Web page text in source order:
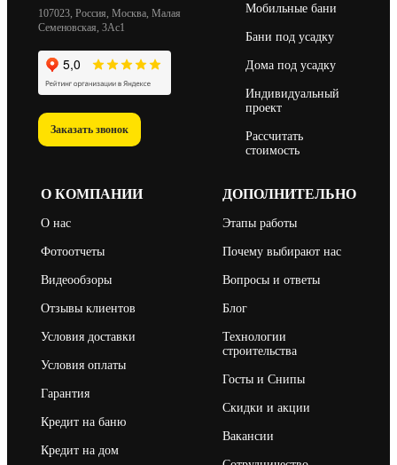
107023, Россия, Москва, Малая
Семеновская, 3Ас1
Заказать звонок
Мобильные бани
Бани под усадку
Дома под усадку
Индивидуальный
проект
Рассчитать
стоимость
О КОМПАНИИ
О нас
Фотоотчеты
Видеообзоры
Отзывы клиентов
Условия доставки
Условия оплаты
Гарантия
Кредит на баню
Кредит на дом
ДОПОЛНИТЕЛЬНО
Этапы работы
Почему выбирают нас
Вопросы и ответы
Блог
Технологии
строительства
Госты и Снипы
Скидки и акции
Вакансии